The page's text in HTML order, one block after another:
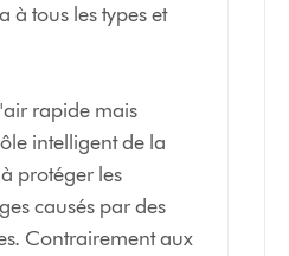
à tous les types et
rapide mais
intelligent de la
protéger les
causés par des
Contrairement aux